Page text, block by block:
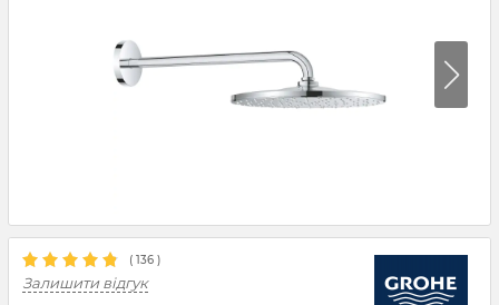
( 136 )
Залишити відгук